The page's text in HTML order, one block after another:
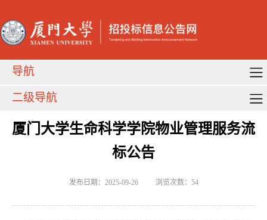
导航
二级导航
厦门大学生命科学学院物业管理服务流
标公告
发布日期：2025-09-26 浏览次数： 54